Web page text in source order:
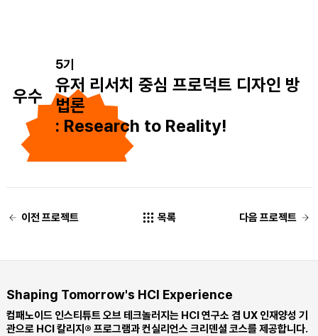
우수
5기
유저 리서치 중심 프로덕트 디자인 방
법론
: Research to Reality!
이전 프로젝트 목록 다음 프로젝트
Shaping Tomorrow's HCI Experience
컴패노이드 인스티튜트 오브 테크놀러지는 HCI 연구소 겸 UX 인재양성 기
관으로 HCI 칼리지® 프로그램과 컨실리언스 크리덴셜 코스를 제공합니다.